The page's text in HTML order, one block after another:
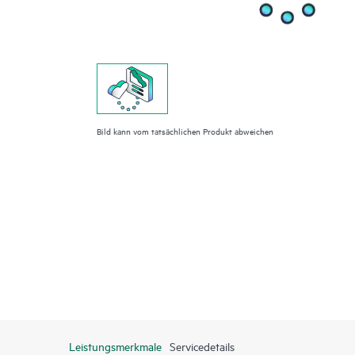
Bild kann vom tatsächlichen Produkt abweichen
Leistungsmerkmale Servicedetails